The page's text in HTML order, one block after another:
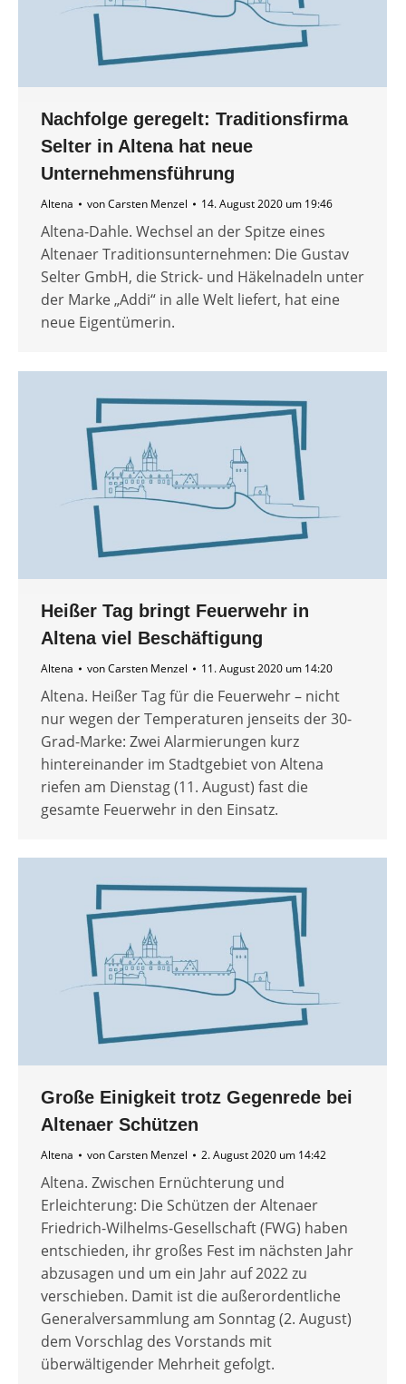
Nachfolge geregelt: Traditionsfirma
Selter in Altena hat neue
Unternehmensführung
Altena vonCarsten Menzel 14. August 2020 um 19:46
Altena-Dahle. Wechsel an der Spitze eines
Altenaer Traditionsunternehmen: Die Gustav
Selter GmbH, die Strick- und Häkelnadeln unter
der Marke „Addi“ in alle Welt liefert, hat eine
neue Eigentümerin.
Heißer Tag bringt Feuerwehr in
Altena viel Beschäftigung
Altena vonCarsten Menzel 11. August 2020 um 14:20
Altena. Heißer Tag für die Feuerwehr – nicht
nur wegen der Temperaturen jenseits der 30-
Grad-Marke: Zwei Alarmierungen kurz
hintereinander im Stadtgebiet von Altena
riefen am Dienstag (11. August) fast die
gesamte Feuerwehr in den Einsatz.
Große Einigkeit trotz Gegenrede bei
Altenaer Schützen
Altena vonCarsten Menzel 2. August 2020 um 14:42
Altena. Zwischen Ernüchterung und
Erleichterung: Die Schützen der Altenaer
Friedrich-Wilhelms-Gesellschaft (FWG) haben
entschieden, ihr großes Fest im nächsten Jahr
abzusagen und um ein Jahr auf 2022 zu
verschieben. Damit ist die außerordentliche
Generalversammlung am Sonntag (2. August)
dem Vorschlag des Vorstands mit
überwältigender Mehrheit gefolgt.